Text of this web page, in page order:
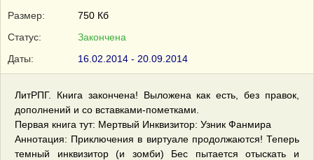
Размер:
750 Кб
Статус:
Закончена
Даты:
16.02.2014 - 20.09.2014
ЛитРПГ. Книга закончена! Выложена как есть, без правок,
дополнений и со вставками-пометками.
Первая книга тут: Мертвый Инквизитор: Узник Фанмира
Аннотация: Приключения в виртуале продолжаются! Теперь
темный инквизитор (и зомби) Бес пытается отыскать и